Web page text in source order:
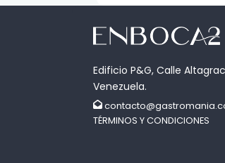
Edificio P&G, Calle
Venezuela.
TÉRMINOS Y CONDICIONES